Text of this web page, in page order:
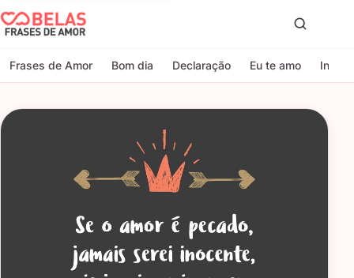
Belas Frases de Amor
Frases de Amor Bom dia Declaração Eu te amo